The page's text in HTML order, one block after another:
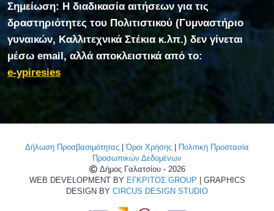
Σημείωση: Η διαδικασία αιτήσεων για τις
δραστηριότητες του Πολιτιστικού (Γυμναστήριο
γυναικών, Καλλιτεχνικά Στέκια κ.λπ.) δεν γίνεται
μέσω email, αλλά αποκλειστικά από το:
e-ypiresies
Δήλωση Προσβασιμότητας |Όροι Χρήσης
Πολιτική Προστασία
Προσωπικών Δεδομένων
Δήμος Γαλατσίου - 2026
WEB DEVELOPMENT BY ΕΓΚΡΙΤΟΣ GROUP | GRAPHICS
DESIGN BY CIRCUS DESIGN STUDIO